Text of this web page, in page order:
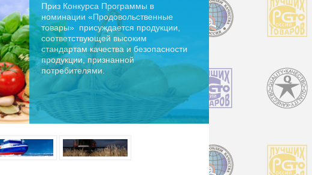
Приз Конкурса Программы в
номинации «Продовольственные
товары» присуждается продукции,
соответствующей высоким
стандартам качества и безопасности
продукции, признанной
потребителями.